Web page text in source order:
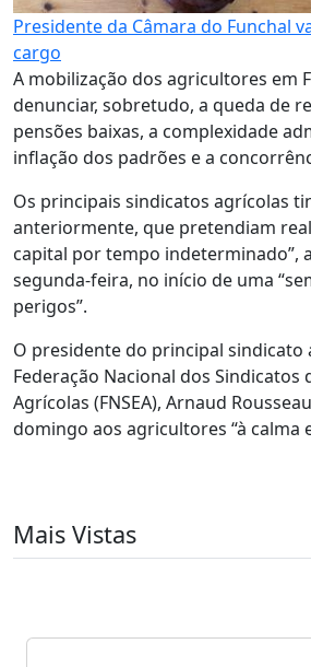
Presidente da Câmara do Funchal
cargo
A mobilização dos agricultores em
denunciar, sobretudo, a queda de
pensões baixas, a complexidade
inflação dos padrões e a
Os principais sindicatos agrícolas
anteriormente, que pretendiam
capital por tempo indeterminado”,
segunda-feira, no início de uma
perigos”.
O presidente do principal sindicato
Federação Nacional dos Sindicatos
Agrícolas (FNSEA), Arnaud
domingo aos agricultores “à calma
Mais Vistas